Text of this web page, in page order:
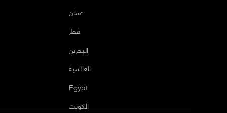
عمان
قطر
البحرين
العالمية
Egypt
الكويت